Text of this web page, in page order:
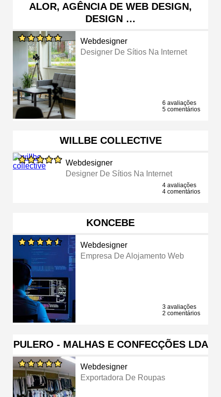
ALOR, AGÊNCIA DE WEB DESIGN,
DESIGN …
Webdesigner
Designer De Sítios Na Internet
6 avaliações
5 comentários
WILLBE COLLECTIVE
Webdesigner
Designer De Sítios Na Internet
4 avaliações
4 comentários
KONCEBE
Webdesigner
Empresa De Alojamento Web
3 avaliações
2 comentários
PULERO - MALHAS E CONFECÇÕES LDA
Webdesigner
Exportadora De Roupas